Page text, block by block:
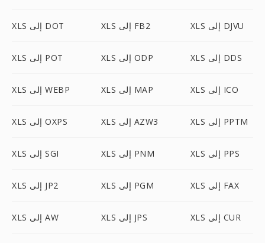
XLS إلى DOT XLS إلى FB2 XLS إلى DJVU
XLS إلى POT XLS إلى ODP XLS إلى DDS
XLS إلى WEBP XLS إلى MAP XLS إلى ICO
XLS إلى OXPS XLS إلى AZW3 XLS إلى PPTM
XLS إلى SGI XLS إلى PNM XLS إلى PPS
XLS إلى JP2 XLS إلى PGM XLS إلى FAX
XLS إلى AW XLS إلى JPS XLS إلى CUR